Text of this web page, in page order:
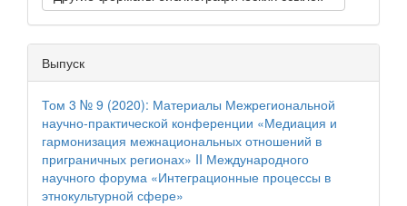
Выпуск
Том 3 № 9 (2020): Материалы Межрегиональной
научно‐практической конференции «Медиация и
гармонизация межнациональных отношений в
приграничных регионах» II Международного
научного форума «Интеграционные процессы в
этнокультурной сфере»